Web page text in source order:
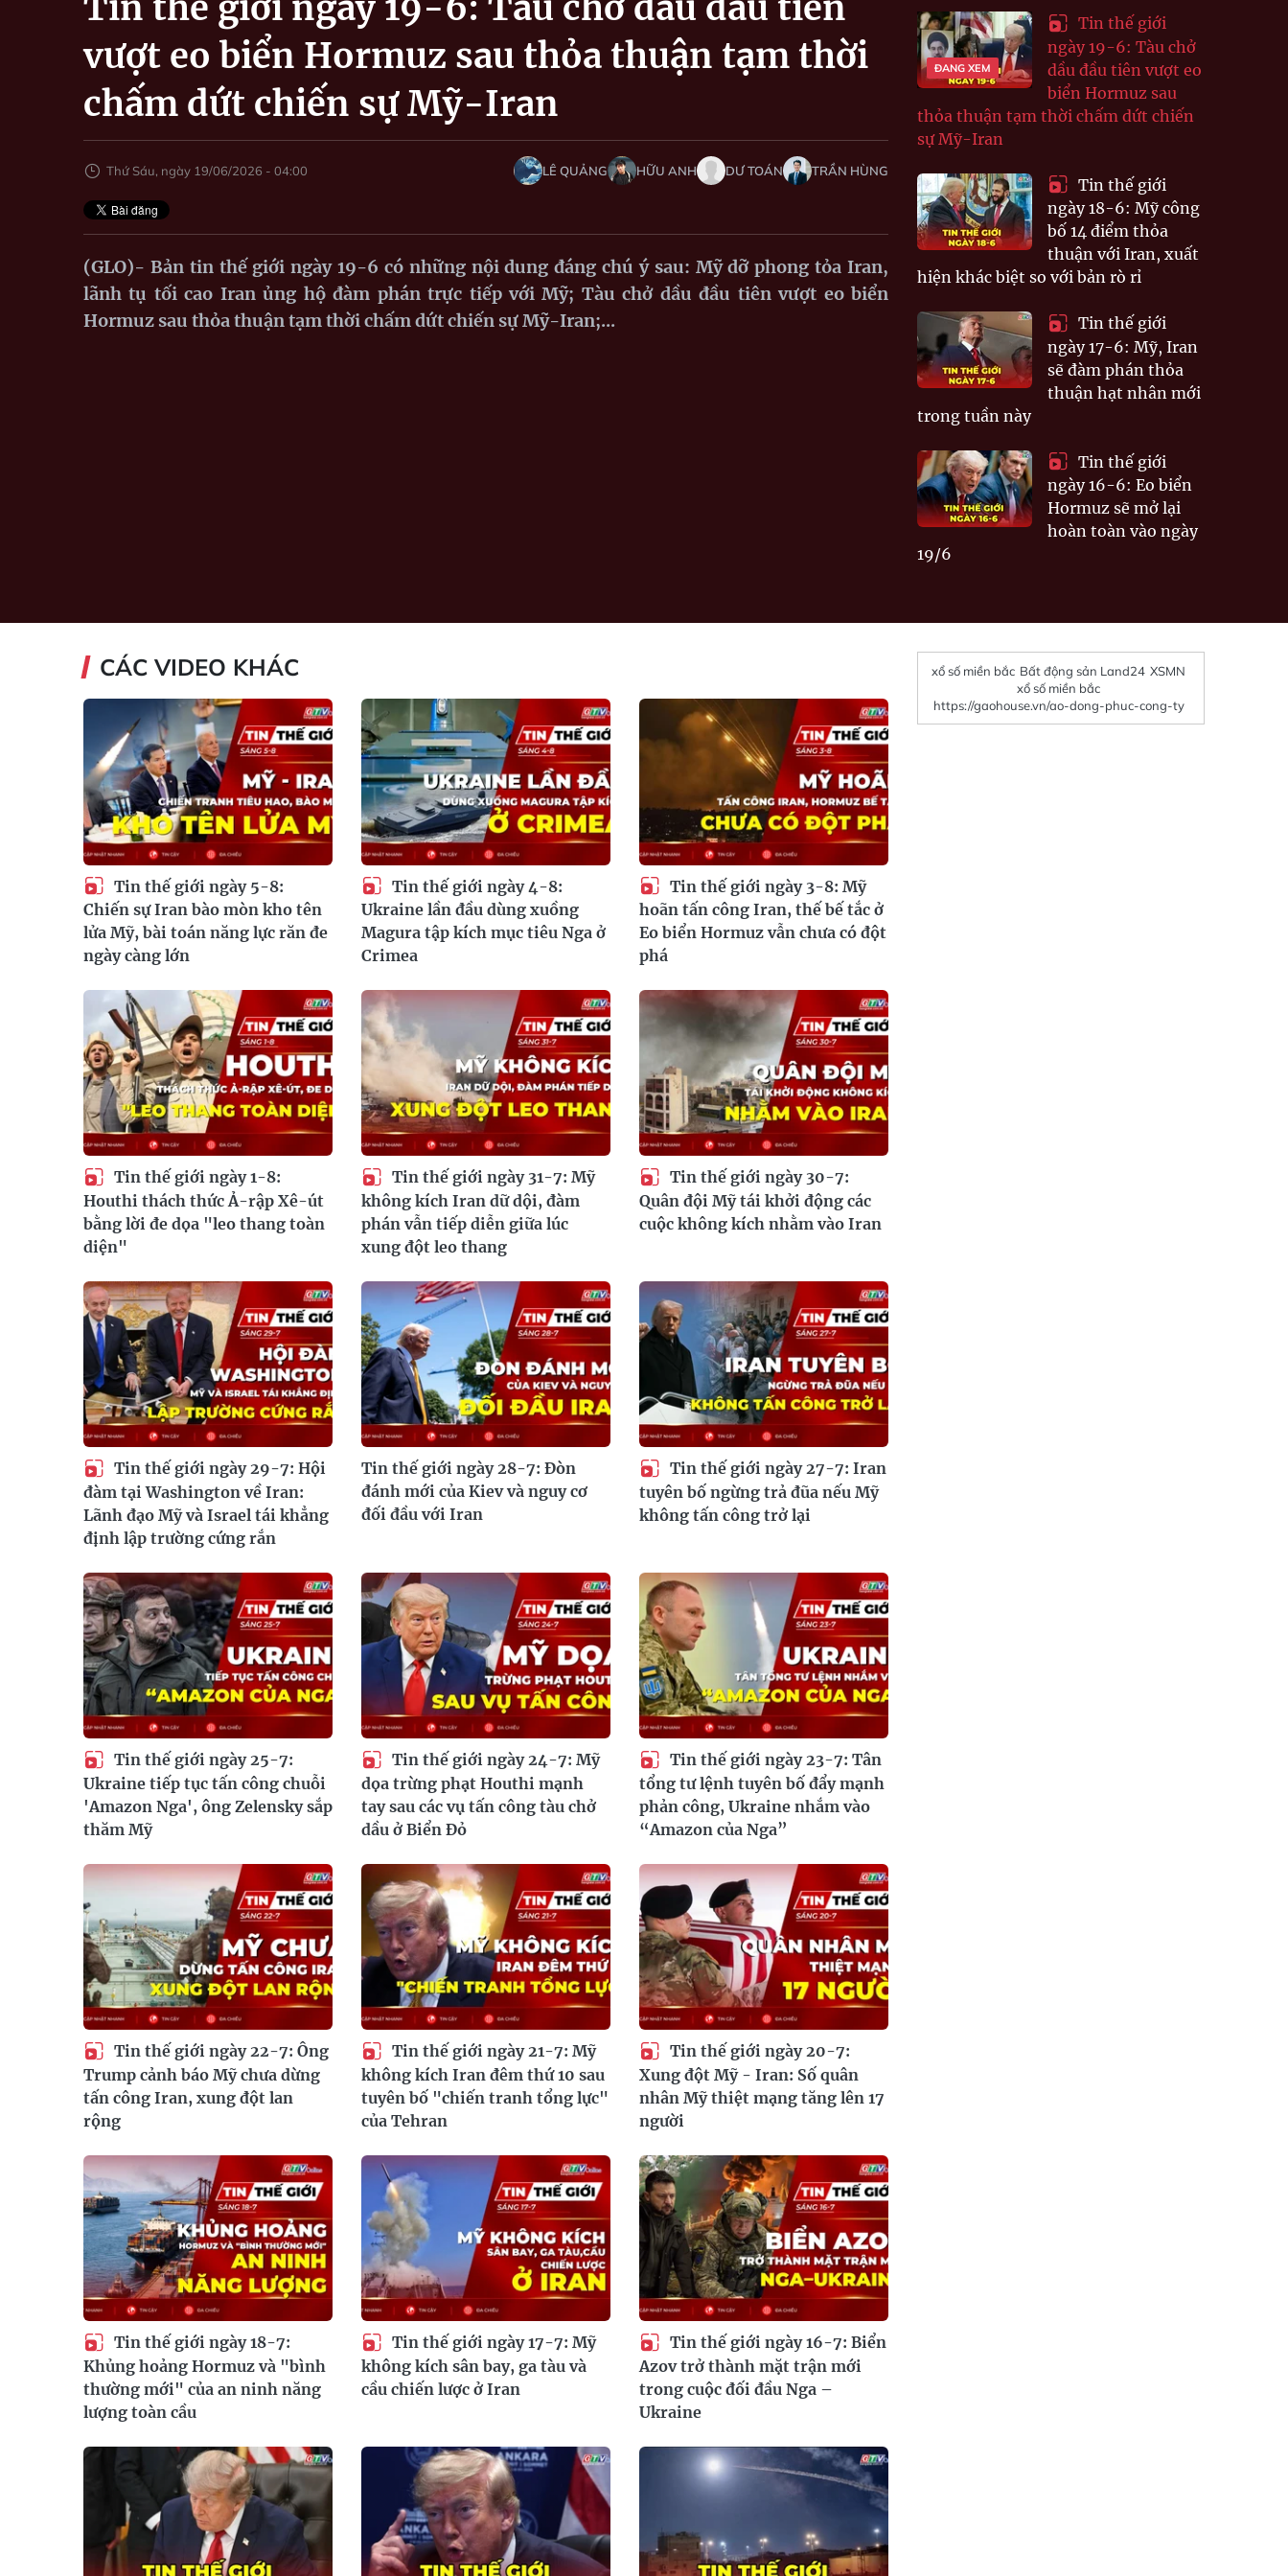
vượt eo biển Hormuz sau thỏa thuận tạm thời
chấm dứt chiến sự Mỹ-Iran
Thứ Sáu, ngày 19/06/2026 - 04:00 LÊ QUẢNG HỮU ANH DƯ TOÁN TRẦN HÙNG
(GLO)- Bản tin thế giới ngày 19-6 có những nội dung đáng chú ý sau: Mỹ dỡ phong tỏa Iran,
lãnh tụ tối cao Iran ủng hộ đàm phán trực tiếp với Mỹ; Tàu chở dầu đầu tiên vượt eo biển
Hormuz sau thỏa thuận tạm thời chấm dứt chiến sự Mỹ-Iran;...
ĐANG XEM
Tin thế giới
ngày 19-6: Tàu chở
dầu đầu tiên vượt eo
biển Hormuz sau
thỏa thuận tạm thời chấm dứt chiến
sự Mỹ-Iran
Tin thế giới
ngày 18-6: Mỹ công
bố 14 điểm thỏa
thuận với Iran, xuất
hiện khác biệt so với bản rò rỉ
Tin thế giới
ngày 17-6: Mỹ, Iran
sẽ đàm phán thỏa
thuận hạt nhân mới
trong tuần này
Tin thế giới
ngày 16-6: Eo biển
Hormuz sẽ mở lại
hoàn toàn vào ngày
19/6
CÁC VIDEO KHÁC
Tin thế giới ngày 5-8:
Chiến sự Iran bào mòn kho tên
lửa Mỹ, bài toán năng lực răn đe
ngày càng lớn
Tin thế giới ngày 4-8:
Ukraine lần đầu dùng xuồng
Magura tập kích mục tiêu Nga ở
Crimea
Tin thế giới ngày 3-8: Mỹ
hoãn tấn công Iran, thế bế tắc ở
Eo biển Hormuz vẫn chưa có đột
phá
Tin thế giới ngày 1-8:
Houthi thách thức Ả-rập Xê-út
bằng lời đe dọa "leo thang toàn
diện"
Tin thế giới ngày 31-7: Mỹ
không kích Iran dữ dội, đàm
phán vẫn tiếp diễn giữa lúc
xung đột leo thang
Tin thế giới ngày 30-7:
Quân đội Mỹ tái khởi động các
cuộc không kích nhằm vào Iran
Tin thế giới ngày 29-7: Hội
đàm tại Washington về Iran:
Lãnh đạo Mỹ và Israel tái khẳng
định lập trường cứng rắn
Tin thế giới ngày 28-7: Đòn
đánh mới của Kiev và nguy cơ
đối đầu với Iran
Tin thế giới ngày 27-7: Iran
tuyên bố ngừng trả đũa nếu Mỹ
không tấn công trở lại
Tin thế giới ngày 25-7:
Ukraine tiếp tục tấn công chuỗi
'Amazon Nga', ông Zelensky sắp
thăm Mỹ
Tin thế giới ngày 24-7: Mỹ
dọa trừng phạt Houthi mạnh
tay sau các vụ tấn công tàu chở
dầu ở Biển Đỏ
Tin thế giới ngày 23-7: Tân
tổng tư lệnh tuyên bố đẩy mạnh
phản công, Ukraine nhắm vào
“Amazon của Nga”
Tin thế giới ngày 22-7: Ông
Trump cảnh báo Mỹ chưa dừng
tấn công Iran, xung đột lan
rộng
Tin thế giới ngày 21-7: Mỹ
không kích Iran đêm thứ 10 sau
tuyên bố "chiến tranh tổng lực"
của Tehran
Tin thế giới ngày 20-7:
Xung đột Mỹ - Iran: Số quân
nhân Mỹ thiệt mạng tăng lên 17
người
Tin thế giới ngày 18-7:
Khủng hoảng Hormuz và "bình
thường mới" của an ninh năng
lượng toàn cầu
Tin thế giới ngày 17-7: Mỹ
không kích sân bay, ga tàu và
cầu chiến lược ở Iran
Tin thế giới ngày 16-7: Biển
Azov trở thành mặt trận mới
trong cuộc đối đầu Nga –
Ukraine
xổ số miền bắc Bất động sản Land24 XSMN
xổ số miền bắc
https://gaohouse.vn/ao-dong-phuc-cong-ty